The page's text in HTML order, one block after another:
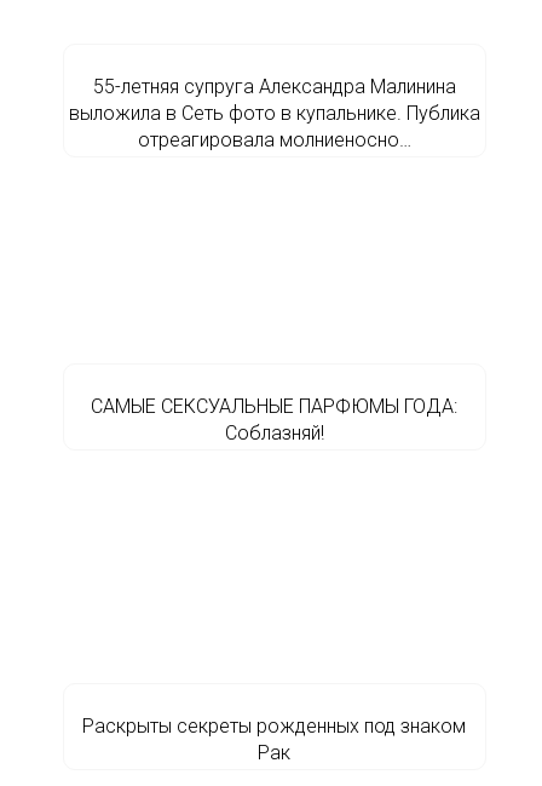
55-летняя супруга Александра Малинина
выложила в Сеть фото в купальнике. Публика
отреагировала молниеносно…
САМЫЕ СЕКСУАЛЬНЫЕ ПАРФЮМЫ ГОДА:
Соблазняй!
Раскрыты секреты рожденных под знаком
Рак